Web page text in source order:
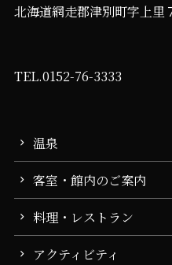
北海道網走郡津別町字上里
TEL.0152-76-3333
温泉
客室・館内のご案内
料理・レストラン
アクティビティ